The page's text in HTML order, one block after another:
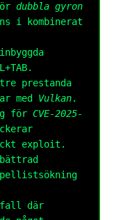
dubbla gyron
i kombinerat
+TAB.
prestanda
med Vulkan.
för CVE-2025-
exploit.
där